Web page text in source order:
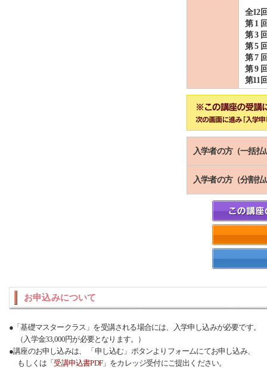
全12
第 1
第 3
第 5
第 7
第 9
第11
入学者の方（一括払
入学者の方（分割払
お申込みについて
●「基礎マスタークラス」を受講される場合には、入学申し込みが必要です。
（入学金33,000円が必要となります。）
●講座のお申し込みは、 「申し込む」ボタンよりフォームにてお申し込み、
もしくは「受講申込書PDF」をカレッジ受付にご提出ください。